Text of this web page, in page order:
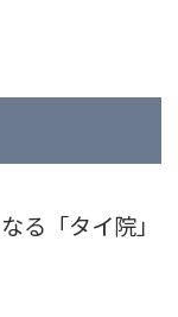
る「タイ院」